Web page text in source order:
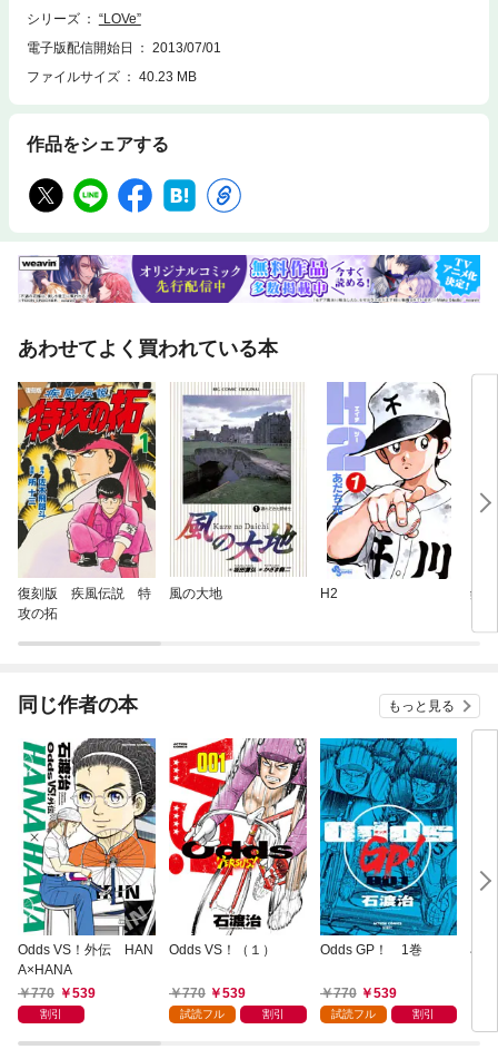
シリーズ
“LOVe”
電子版配信開始日
2013/07/01
ファイルサイズ
40.23 MB
作品をシェアする
あわせてよく買われている本
復刻版 疾風伝説 特
攻の拓
風の大地 H2 鋼
同じ作者の本 もっと見る
Odds VS！外伝 HAN
A×HANA
770
539
割引
Odds VS！（１）
770 539
試読フル 割引
Odds GP！ 1巻
770 539
試読フル 割引
石